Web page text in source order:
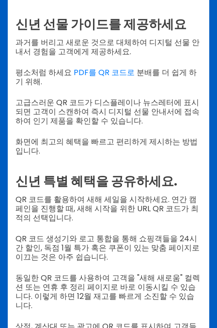
신년 선물 가이드를 제공하세요
과거를 버리고 새로운 것으로 대체하여 디지털 선물 안
내서 경험을 고객에게 제공하세요.
평소처럼 하세요 PDF를 QR 코드로 분배를 더 쉽게 하
기 위해.
고급스러운 QR 코드가 디스플레이나 뉴스레터에 표시
되면 고객이 스캔하여 즉시 디지털 선물 안내서에 접속
하여 인기 제품을 확인할 수 있습니다.
화면에 최고의 혜택을 빠르고 편리하게 제시하는 방법
입니다.
신년 특별 혜택을 공유하세요.
QR 코드를 활용하여 새해 세일을 시작하세요. 연간 캠
페인을 진행할 때, 새해 시작을 위한 URL QR 코드가 최
적의 선택입니다.
QR 코드 생성기와 로고 통합을 통해 쇼핑객들을 24시
간 할인, 독점 1월 특가 혹은 쿠폰이 있는 맞춤 페이지로
이끄는 것은 아주 쉽습니다.
동일한 QR 코드를 사용하여 고객을 "새해 새로움" 컬렉
션 또는 연휴 후 정리 페이지로 바로 이동시킬 수 있습
니다. 이렇게 하면 12월 재고를 빠르게 소진할 수 있습
니다.